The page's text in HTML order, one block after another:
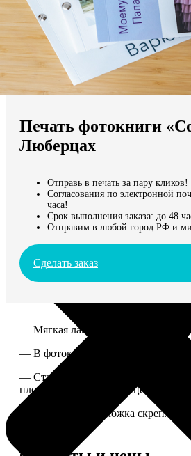
Мы доставляем по всему миру
Продолжить без города
Печать фотокниги
Люберцах
Отправь в печать за пару кликов!
Согласования по электронной
часа!
Срок выполнения заказа: до 48
Отправим в любой город РФ и
Сделать заказ
— Мягкая ламинированная
— В фотокниге от 60 до 300
— Страницы из бумаги плотностью
плотные страницы глянцевого
— Страницы и обложка скреплены